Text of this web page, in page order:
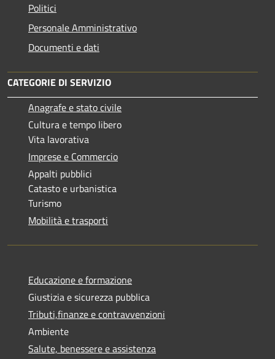
Politici
Personale Amministrativo
Documenti e dati
CATEGORIE DI SERVIZIO
Anagrafe e stato civile
Cultura e tempo libero
Vita lavorativa
Imprese e Commercio
Appalti pubblici
Catasto e urbanistica
Turismo
Mobilità e trasporti
Educazione e formazione
Giustizia e sicurezza pubblica
Tributi,finanze e contravvenzioni
Ambiente
Salute, benessere e assistenza